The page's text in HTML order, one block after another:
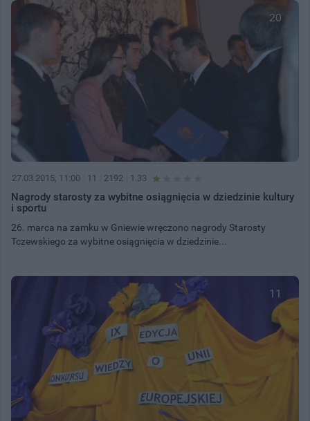
20
27.03.2015, 11:00 11 2192 1.33
Nagrody starosty za wybitne osiągnięcia w dziedzinie kultury
i sportu
26. marca na zamku w Gniewie wręczono nagrody Starosty
Tczewskiego za wybitne osiągnięcia w dziedzinie...
11